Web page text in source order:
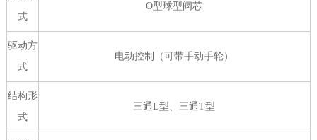
式
O型球型阀芯
驱动方
式
电动控制（可带手动手轮）
结构形
式
三通L型、三通T型